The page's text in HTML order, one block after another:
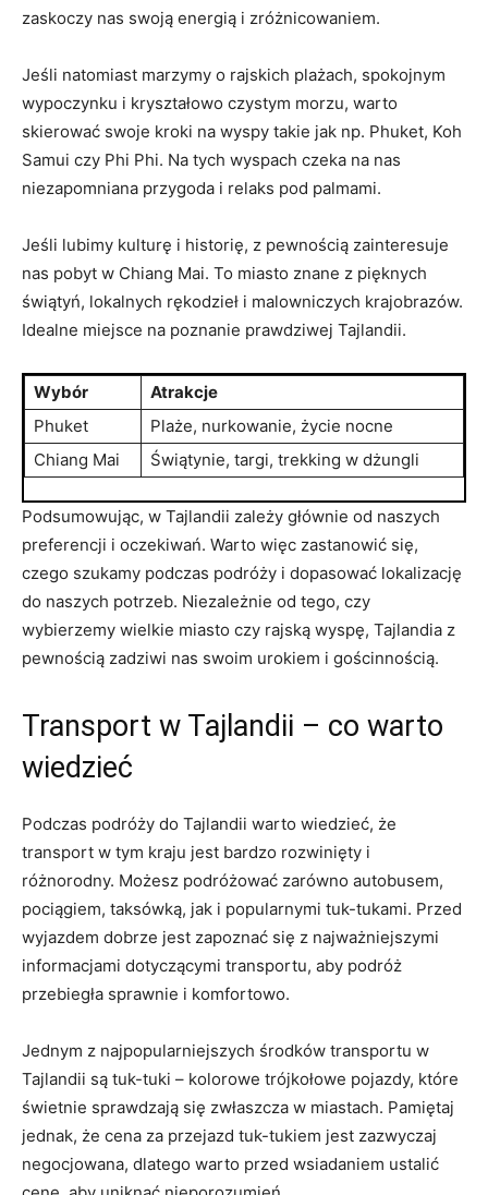
zaskoczy nas swoją energią i zróżnicowaniem.
Jeśli natomiast marzymy o rajskich‍ plażach,‌ spokojnym
wypoczynku i kryształowo ​czystym ⁣morzu, warto
skierować swoje kroki ‌na wyspy ⁤takie​ jak np. Phuket, Koh
Samui czy Phi ‍Phi. Na tych​ wyspach czeka⁤ na nas
niezapomniana ‌przygoda i relaks pod palmami.
Jeśli lubimy kulturę ⁤i historię, z⁣ pewnością ​zainteresuje
nas⁢ pobyt​ w Chiang‍ Mai. ⁤To​ miasto‌ znane z ⁤pięknych
świątyń,⁣ lokalnych​ rękodzieł ⁢i malowniczych krajobrazów.
Idealne miejsce na poznanie​ prawdziwej Tajlandii.
Wybór
Atrakcje
Phuket
Plaże,⁤ nurkowanie,​ życie‍ nocne
Chiang Mai
Świątynie, targi, trekking ‍w dżungli
Podsumowując, w Tajlandii zależy głównie od⁣ naszych
preferencji i ⁣oczekiwań. Warto​ więc zastanowić⁣ się,
czego‍ szukamy ‌podczas podróży i dopasować lokalizację
do naszych potrzeb. Niezależnie od tego,‍ czy
wybierzemy⁤ wielkie miasto czy rajską wyspę, Tajlandia z
pewnością zadziwi⁤ nas swoim ​urokiem ‌i ‍gościnnością.
Transport ​w Tajlandii – co warto
‍wiedzieć
Podczas podróży ​do ‍Tajlandii warto⁢ wiedzieć, ‍że
transport w tym ⁤kraju jest bardzo rozwinięty i
różnorodny. Możesz podróżować zarówno autobusem,
pociągiem, taksówką,‍ jak ⁤i popularnymi​ tuk-tukami.‌ Przed
wyjazdem​ dobrze⁣ jest zapoznać się⁤ z‍ najważniejszymi
informacjami ⁢dotyczącymi transportu, ⁤aby⁣ podróż
przebiegła sprawnie‍ i komfortowo.
Jednym ​z najpopularniejszych środków transportu w
Tajlandii​ są tuk-tuki ‍–​ kolorowe trójkołowe pojazdy, które
świetnie sprawdzają się zwłaszcza‍ w miastach. Pamiętaj
jednak, że cena za⁢ przejazd⁢ tuk-tukiem jest‍ zazwyczaj
‌negocjowana, dlatego warto⁢ przed wsiadaniem ustalić